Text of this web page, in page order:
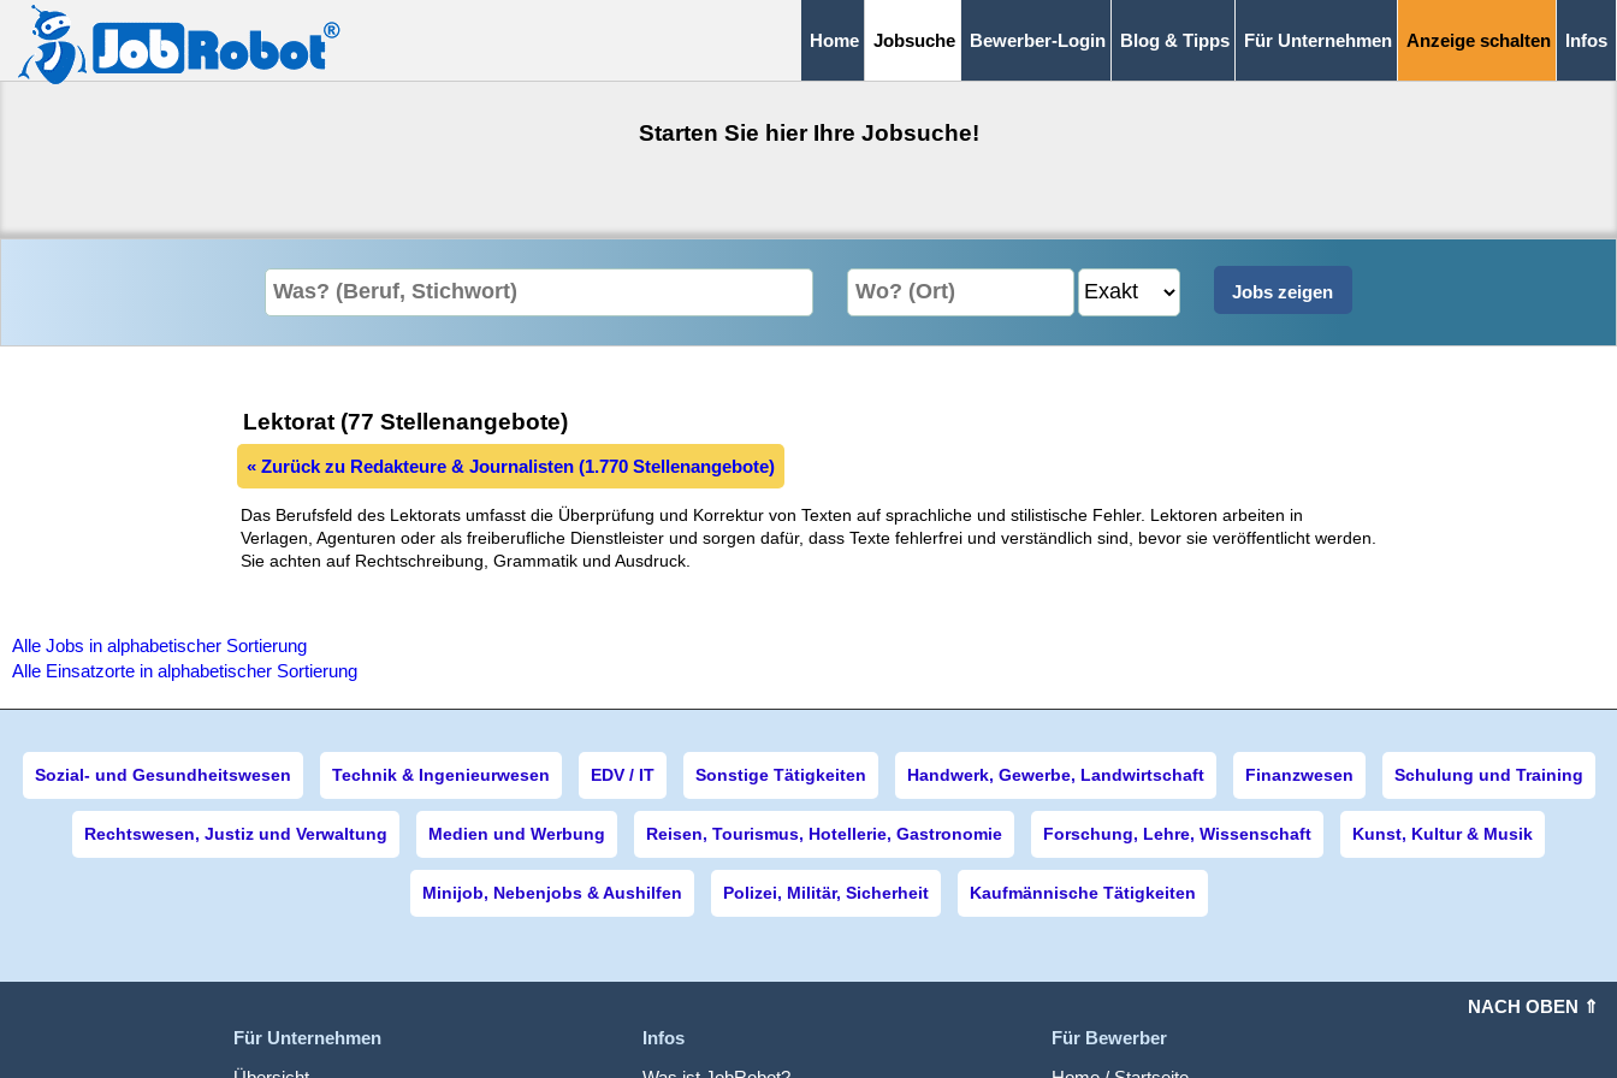
Home Jobsuche Bewerber-Login Blog & Tipps Für Unternehmen Anzeige schalten Infos
Starten Sie hier Ihre Jobsuche!
Lektorat (77 Stellenangebote)
« Zurück zu Redakteure & Journalisten (1.770 Stellenangebote)
Das Berufsfeld des Lektorats umfasst die Überprüfung und Korrektur von Texten auf sprachliche und stilistische Fehler. Lektoren arbeiten in
Verlagen, Agenturen oder als freiberufliche Dienstleister und sorgen dafür, dass Texte fehlerfrei und verständlich sind, bevor sie veröffentlicht werden.
Sie achten auf Rechtschreibung, Grammatik und Ausdruck.
Alle Jobs in alphabetischer Sortierung
Alle Einsatzorte in alphabetischer Sortierung
Sozial- und Gesundheitswesen Technik & Ingenieurwesen EDV / IT Sonstige Tätigkeiten Handwerk, Gewerbe, Landwirtschaft Finanzwesen Schulung und Training
Rechtswesen, Justiz und Verwaltung Medien und Werbung Reisen, Tourismus, Hotellerie, Gastronomie Forschung, Lehre, Wissenschaft Kunst, Kultur & Musik
Minijob, Nebenjobs & Aushilfen Polizei, Militär, Sicherheit Kaufmännische Tätigkeiten
NACH OBEN ⇑
Für Unternehmen
Infos
Für Bewerber